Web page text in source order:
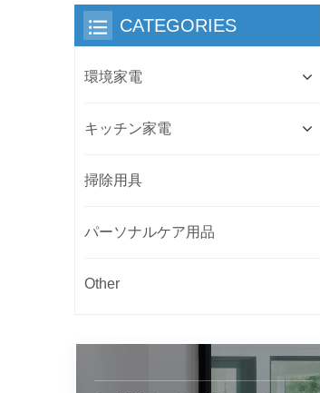
CATEGORIES
環境家電
キッチン家電
掃除用具
パーソナルケア用品
Other